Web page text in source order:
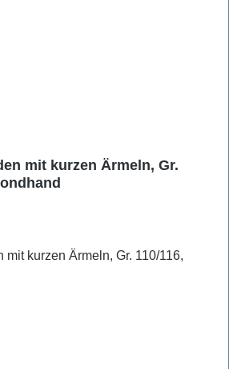
mit kurzen Ärmeln, Gr.
mit kurzen Ärmeln, Gr. 110/116,